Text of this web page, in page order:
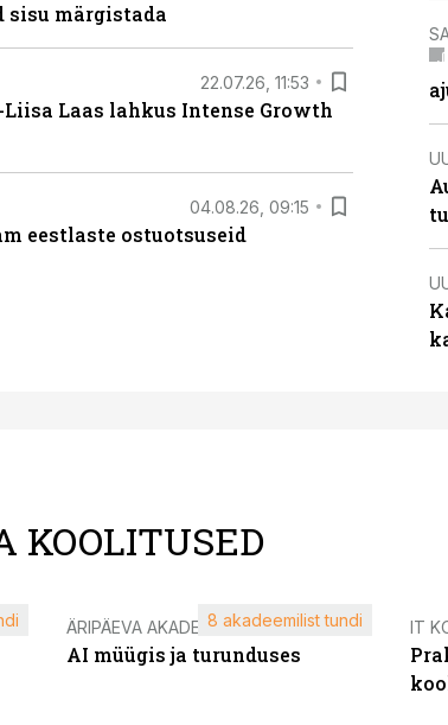
sisu märgistada
22.07.26, 11:53
Laas lahkus Intense Growth
04.08.26, 09:15
eestlaste ostuotsuseid
KOOLITUSED
ÄRIPÄEVA AKADEEMIA
AI müügis ja turunduses
8 akadeemilist tundi IT